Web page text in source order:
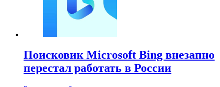
Поисковик Microsoft Bing внезапно
перестал работать в России